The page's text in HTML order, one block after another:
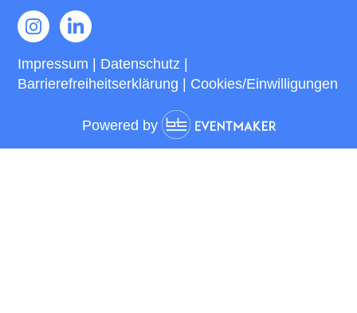
Impressum | Datenschutz
Barrierefreiheitserklärung
Cookies/Einwilligungen
Powered by